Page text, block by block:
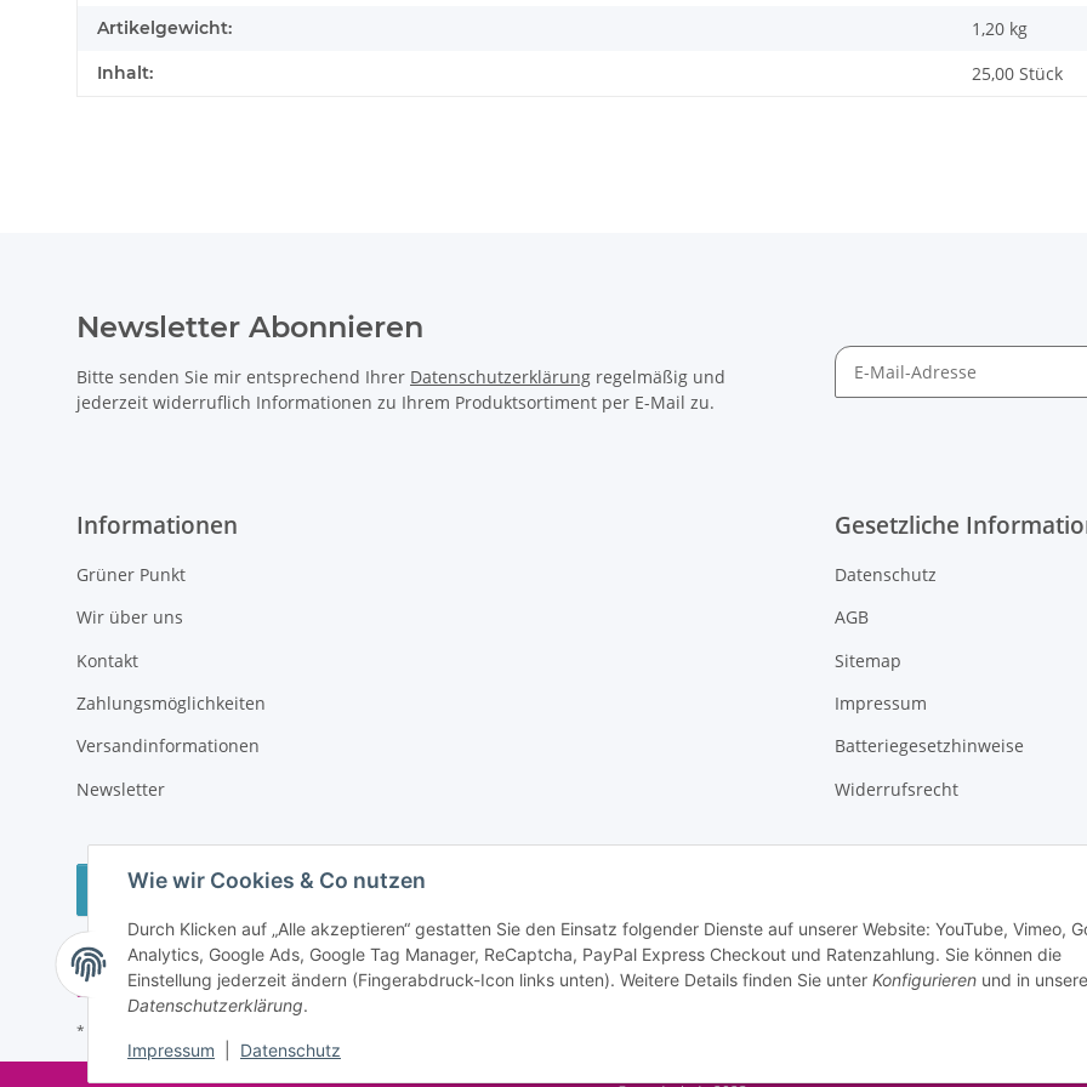
Wie wir Cookies & Co nutzen
Durch Klicken auf „Alle akzeptieren“ gestatten Sie den Einsatz folgender Dienste auf unserer Website: YouTube, Vimeo,
Analytics, Google Ads, Google Tag Manager, ReCaptcha, PayPal Express Checkout und Ratenzahlung. Sie können die
Einstellung jederzeit ändern (Fingerabdruck-Icon links unten). Weitere Details finden Sie unter Konfigurieren und in
Datenschutzerklärung.
Impressum Datenschutz
Artikelgewicht: 1,20 kg
Inhalt: 25,00 Stück
Newsletter Abonnieren
Bitte senden Sie mir entsprechend Ihrer Datenschutzerklärung regelmäßig und
jederzeit widerruflich Informationen zu Ihrem Produktsortiment per E-Mail zu.
Informationen
Grüner Punkt
Wir über uns
Kontakt
Zahlungsmöglichkeiten
Versandinformationen
Newsletter
Gesetzliche
Datenschutz
AGB
Sitemap
Impressum
Batteriegesetzhinweise
Widerrufsrecht
Vertrag widerrufen
* Alle Preise inkl. gesetzlicher USt., zzgl.